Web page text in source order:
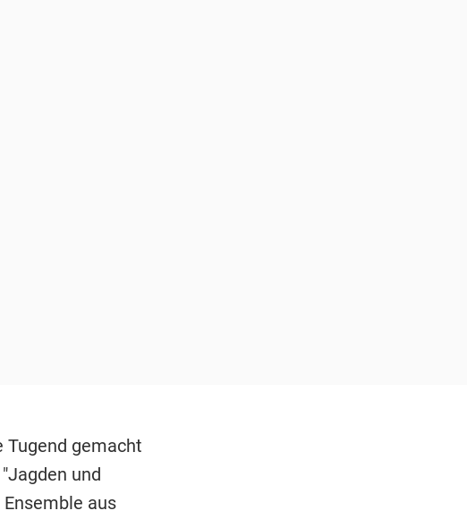
Tugend gemacht
und
aus